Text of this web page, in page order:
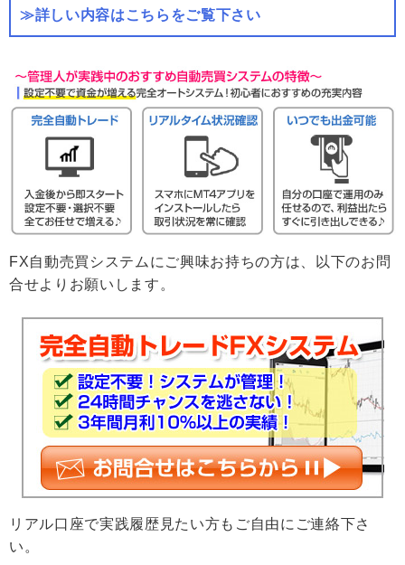
≫詳しい内容はこちらをご覧下さい
FX自動売買システムにご興味お持ちの方は、以下のお問
合せよりお願いします。
リアル口座で実践履歴見たい方もご自由にご連絡下さ
い。